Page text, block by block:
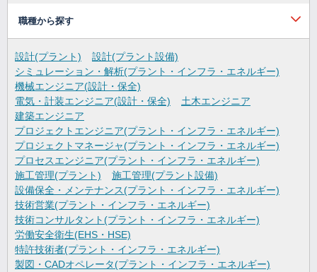
職種から探す
設計(プラント)
設計(プラント設備)
シミュレーション・解析(プラント・インフラ・エネルギー)
機械エンジニア(設計・保全)
電気・計装エンジニア(設計・保全)
土木エンジニア
建築エンジニア
プロジェクトエンジニア(プラント・インフラ・エネルギー)
プロジェクトマネージャ(プラント・インフラ・エネルギー)
プロセスエンジニア(プラント・インフラ・エネルギー)
施工管理(プラント)
施工管理(プラント設備)
設備保全・メンテナンス(プラント・インフラ・エネルギー)
技術営業(プラント・インフラ・エネルギー)
技術コンサルタント(プラント・インフラ・エネルギー)
労働安全衛生(EHS・HSE)
特許技術者(プラント・インフラ・エネルギー)
製図・CADオペレータ(プラント・インフラ・エネルギー)